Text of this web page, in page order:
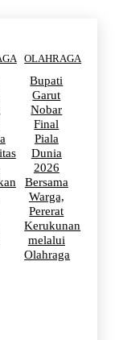
OLAHRAGA
Bupati
Garut
Nobar
Final
Piala
Dunia
2026
Bersama
Warga,
Pererat
Kerukunan
melalui
Olahraga